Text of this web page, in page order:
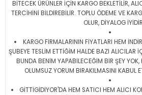
BİTECEK ÜRÜNLER İÇİN KARGO BEKLETİLİR,
TERCİHİNİ BİLDİREBİLİR. TOPLU ÖDEME VE
OLUR, DİYALOG
KARGO FİRMALARININ FİYATLARI HEM
ŞUBEYE TESLİM ETTİĞİM HALDE BAZI ALICILAR
BUNDA BENİM YAPABİLECEĞİM BİR ŞEY
OLUMSUZ YORUM BIRAKILMASINI KABUL
GİTTİGİDİYOR'DA HEM SATICI HEM ALICI